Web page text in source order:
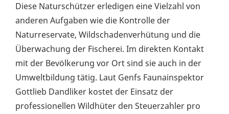
Diese Naturschützer erledigen eine Vielzahl von
anderen Aufgaben wie die Kontrolle der
Naturreservate, Wildschadenverhütung und die
Überwachung der Fischerei. Im direkten Kontakt
mit der Bevölkerung vor Ort sind sie auch in der
Umweltbildung tätig. Laut Genfs Faunainspektor
Gottlieb Dandliker kostet der Einsatz der
professionellen Wildhüter den Steuerzahler pro